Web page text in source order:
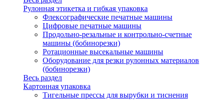
Рулонная этикетка и гибкая упаковка
Флексографические печатные машины
Цифровые печатные машины
Продольно-резальные и контрольно-счетные
машины (бобинорезки)
Ротационные высекальные машины
Оборудование для резки рулонных материалов
(бобинорезки)
Весь раздел
Картонная упаковка
Тигельные прессы для вырубки и тиснения